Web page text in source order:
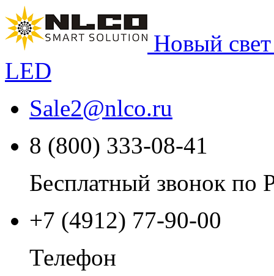
Новый
LED
Sale2@nlco.ru
8 (800) 333-08-41
Бесплатный звонок по
+7 (4912) 77-90-00
Телефон